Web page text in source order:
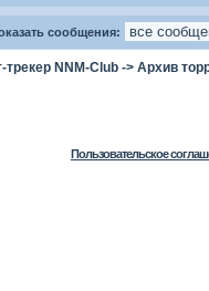
сообщения:
трекер NNM-Club -> Архив
Пользовательское